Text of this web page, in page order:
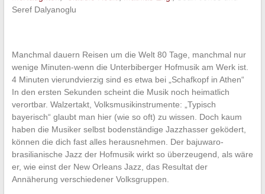
Seref Dalyanoglu
Manchmal dauern Reisen um die Welt 80 Tage, manchmal nur
wenige Minuten-wenn die Unterbiberger Hofmusik am Werk ist.
4 Minuten vierundvierzig sind es etwa bei „Schafkopf in Athen“
In den ersten Sekunden scheint die Musik noch heimatlich
verortbar. Walzertakt, Volksmusikinstrumente: „Typisch
bayerisch“ glaubt man hier (wie so oft) zu wissen. Doch kaum
haben die Musiker selbst bodenständige Jazzhasser geködert,
können die dich fast alles herausnehmen. Der bajuwaro-
brasilianische Jazz der Hofmusik wirkt so überzeugend, als wäre
er, wie einst der New Orleans Jazz, das Resultat der
Annäherung verschiedener Volksgruppen.